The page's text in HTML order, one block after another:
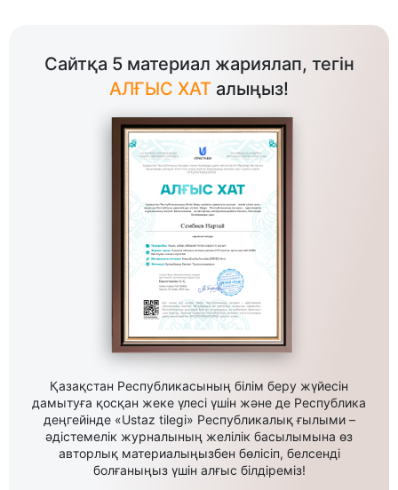
Сайтқа 5 материал жариялап, тегін
АЛҒЫС ХАТ алыңыз!
Қазақстан Республикасының білім беру жүйесін
дамытуға қосқан жеке үлесі үшін және де Республика
деңгейінде «Ustaz tilegi» Республикалық ғылыми –
әдістемелік журналының желілік басылымына өз
авторлық материалыңызбен бөлісіп, белсенді
болғаныңыз үшін алғыс білдіреміз!